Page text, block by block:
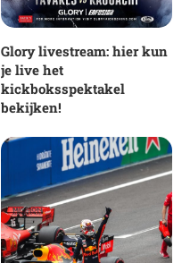
Glory livestream: hier kun
je live het
kickboksspektakel
bekijken!